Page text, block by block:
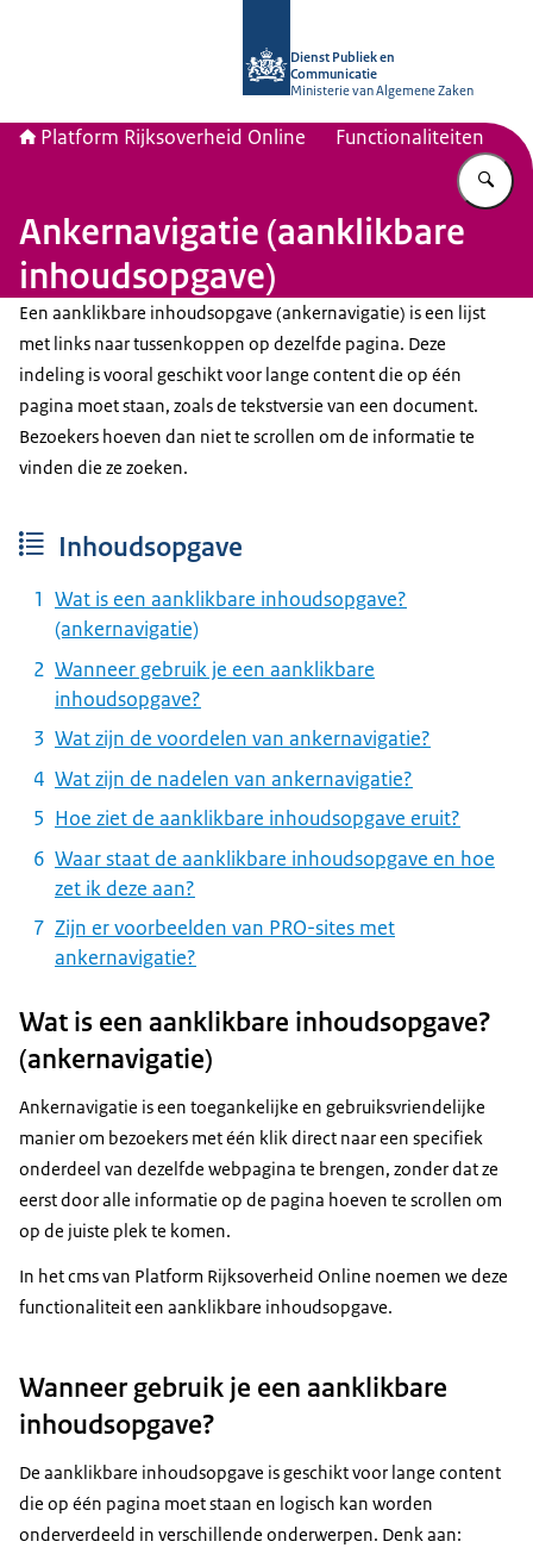
Dienst Publiek en
Communicatie
Ministerie van Algemene Zaken
Platform Rijksoverheid Online Functionaliteiten
Ankernavigatie (aanklikbare
inhoudsopgave)
Een aanklikbare inhoudsopgave (ankernavigatie) is een lijst
met links naar tussenkoppen op dezelfde pagina. Deze
indeling is vooral geschikt voor lange content die op één
pagina moet staan, zoals de tekstversie van een document.
Bezoekers hoeven dan niet te scrollen om de informatie te
vinden die ze zoeken.
Inhoudsopgave
Wat is een aanklikbare inhoudsopgave?
(ankernavigatie)
Wanneer gebruik je een aanklikbare
inhoudsopgave?
Wat zijn de voordelen van ankernavigatie?
Wat zijn de nadelen van ankernavigatie?
Hoe ziet de aanklikbare inhoudsopgave eruit?
Waar staat de aanklikbare inhoudsopgave en hoe
zet ik deze aan?
Zijn er voorbeelden van PRO-sites met
ankernavigatie?
Wat is een aanklikbare inhoudsopgave?
(ankernavigatie)
Ankernavigatie is een toegankelijke en gebruiksvriendelijke
manier om bezoekers met één klik direct naar een specifiek
onderdeel van dezelfde webpagina te brengen, zonder dat ze
eerst door alle informatie op de pagina hoeven te scrollen om
op de juiste plek te komen.
In het cms van Platform Rijksoverheid Online noemen we deze
functionaliteit een aanklikbare inhoudsopgave.
Wanneer gebruik je een aanklikbare
inhoudsopgave?
De aanklikbare inhoudsopgave is geschikt voor lange content
die op één pagina moet staan en logisch kan worden
onderverdeeld in verschillende onderwerpen. Denk aan: